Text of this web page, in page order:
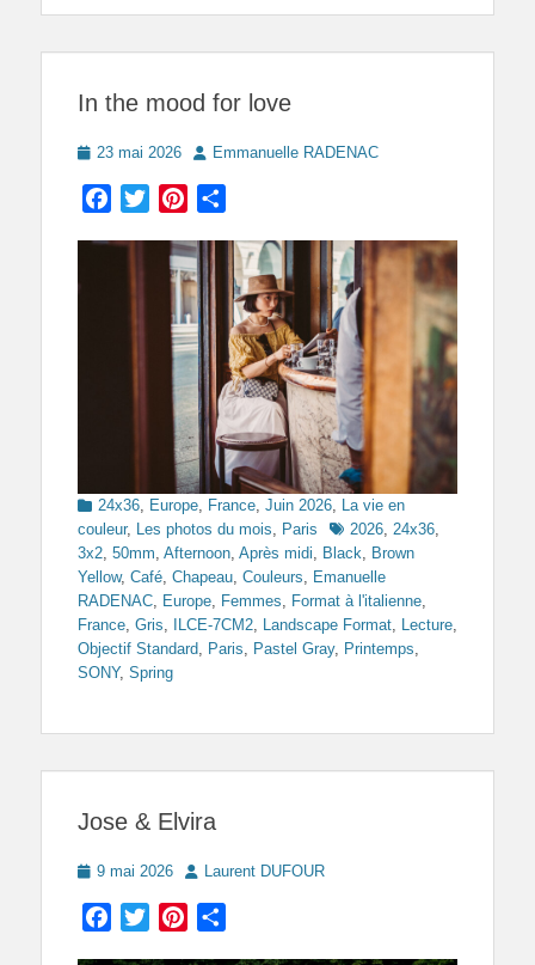
In the mood for love
Posted
23 mai 2026 AuthorEmmanuelle RADENAC
Facebook
TwitterPinterest
Categories
24x36, Europe, France, Juin 2026, La vie en
couleur, Les photos du mois, Paris Tags2026, 24x36,
3x2, 50mm, Afternoon, Après midi, Black, Brown
Yellow, Café, Chapeau, Couleurs, Emanuelle
RADENAC, Europe, Femmes, Format à l'italienne,
France, Gris, ILCE-7CM2, Landscape Format, Lecture,
Objectif Standard, Paris, Pastel Gray, Printemps,
SONY, Spring
Jose & Elvira
Posted
9 mai 2026 AuthorLaurent DUFOUR
Facebook
TwitterPinterest